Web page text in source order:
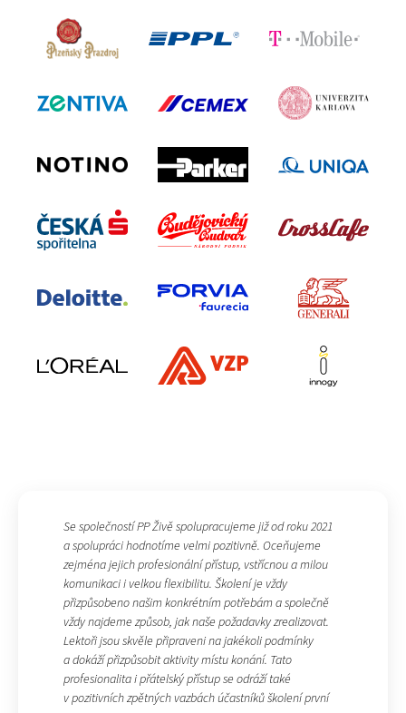
Se společností PP Živě spolupracujeme již od roku 2021
a spolupráci hodnotíme velmi pozitivně. Oceňujeme
zejména jejich profesionální přístup, vstřícnou a milou
komunikaci i velkou flexibilitu. Školení je vždy
přizpůsobeno našim konkrétním potřebám a společně
vždy najdeme způsob, jak naše požadavky zrealizovat.
Lektoři jsou skvěle připraveni na jakékoli podmínky
a dokáží přizpůsobit aktivity místu konání. Tato
profesionalita i přátelský přístup se odráží také
v pozitivních zpětných vazbách účastníků školení první